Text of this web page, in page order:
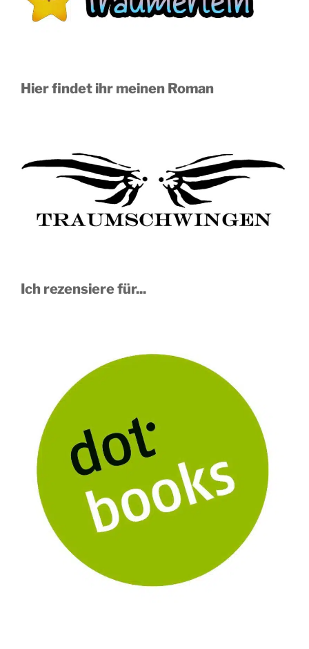
Hier findet ihr meinen Roman
Ich rezensiere für...